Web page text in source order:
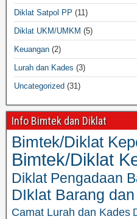
Diklat Satpol PP (11)
Diklat UKM/UMKM (5)
Keuangan (2)
Lurah dan Kades (3)
Uncategorized (31)
Info Bimtek dan Diklat
Bimtek/Diklat
Bimtek/Diklat
Diklat Pengadaan
DIklat Barang
Camat Lurah dan Kades